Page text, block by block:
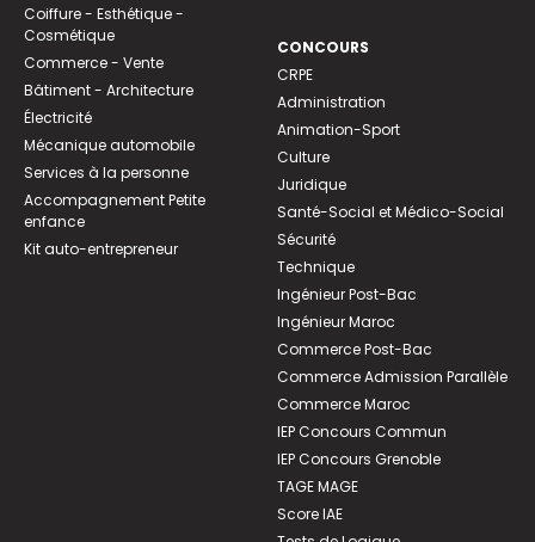
Coiffure - Esthétique -
Cosmétique
Commerce - Vente
Bâtiment - Architecture
Électricité
Mécanique automobile
Services à la personne
Accompagnement Petite
enfance
Kit auto-entrepreneur
CONCOURS
CRPE
Administration
Animation-Sport
Culture
Juridique
Santé-Social et Médico-Social
Sécurité
Technique
Ingénieur Post-Bac
Ingénieur Maroc
Commerce Post-Bac
Commerce Admission Parallèle
Commerce Maroc
IEP Concours Commun
IEP Concours Grenoble
TAGE MAGE
Score IAE